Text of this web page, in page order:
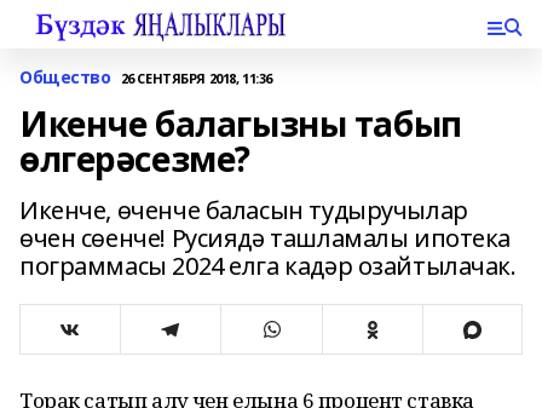
Общество 26 СЕНТЯБРЯ 2018, 11:36
Икенче балагызны табып
өлгерәсезме?
Икенче, өченче баласын тудыручылар
өчен сөенче! Русиядә ташламалы ипотека
пограммасы 2024 елга кадәр озайтылачак.
Торак сатып алу өчен елына 6 процент ставка